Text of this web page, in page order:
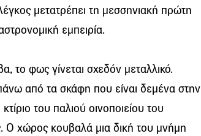
μετατρέπει τη μεσσηνιακή πρώτη
εμπειρία.
το φως γίνεται σχεδόν μεταλλικό.
από τα σκάφη που είναι δεμένα στην
του παλιού οινοποιείου του
Ο χώρος κουβαλά μια δική του μνήμη